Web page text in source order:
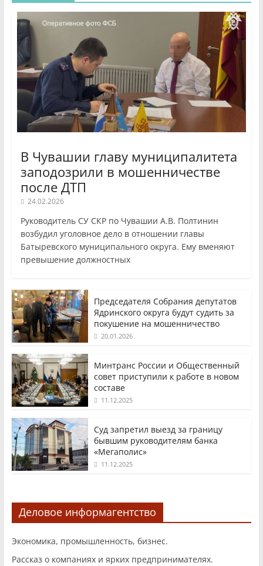
В Чувашии главу муниципалитета
заподозрили в мошенничестве
после ДТП
24.02.2026
Руководитель СУ СКР по Чувашии А.В. Полтинин
возбудил уголовное дело в отношении главы
Батыревского муниципального округа. Ему вменяют
превышение должностных
Председателя Собрания депутатов
Ядринского округа будут судить за
покушение на мошенничество
20.01.2026
Минтранс России и Общественный
совет приступили к работе в новом
составе
11.12.2025
Суд запретил выезд за границу
бывшим руководителям банка
«Мегаполис»
11.12.2025
Деловое информагентство
Экономика, промышленность, бизнес.
Рассказ о компаниях и ярких предпринимателях.